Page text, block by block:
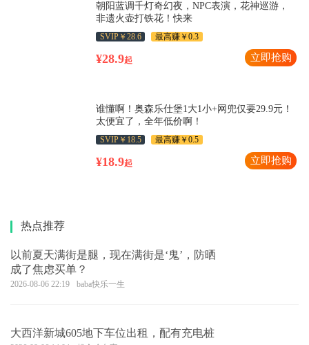
朝阳蓝调千灯奇幻夜，NPC表演，花神巡游，
非遗火壶打铁花！快来
SVIP￥28.6 最高赚￥0.3
¥28.9起 立即抢购
谁懂啊！奥森乐仕堡1大1小+网兜仅要29.9元！
太便宜了，全年低价啊！
SVIP￥18.5 最高赚￥0.5
¥18.9起 立即抢购
热点推荐
以前夏天满街是腿，现在满街是‘鬼’，防晒
成了焦虑买单？
2026-08-06 22:19 baba快乐一生
大西洋新城605地下车位出租，配有充电桩